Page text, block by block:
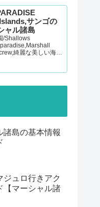
サンゴの
ャル諸島
/Shallows
綺麗な美しい海,
！】Presented…
諸島の基本情報
ジュロ行きアク
【マーシャル諸